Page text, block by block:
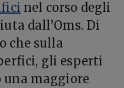
nel corso degli
dall’Oms. Di
che sulla
gli esperti
una maggiore